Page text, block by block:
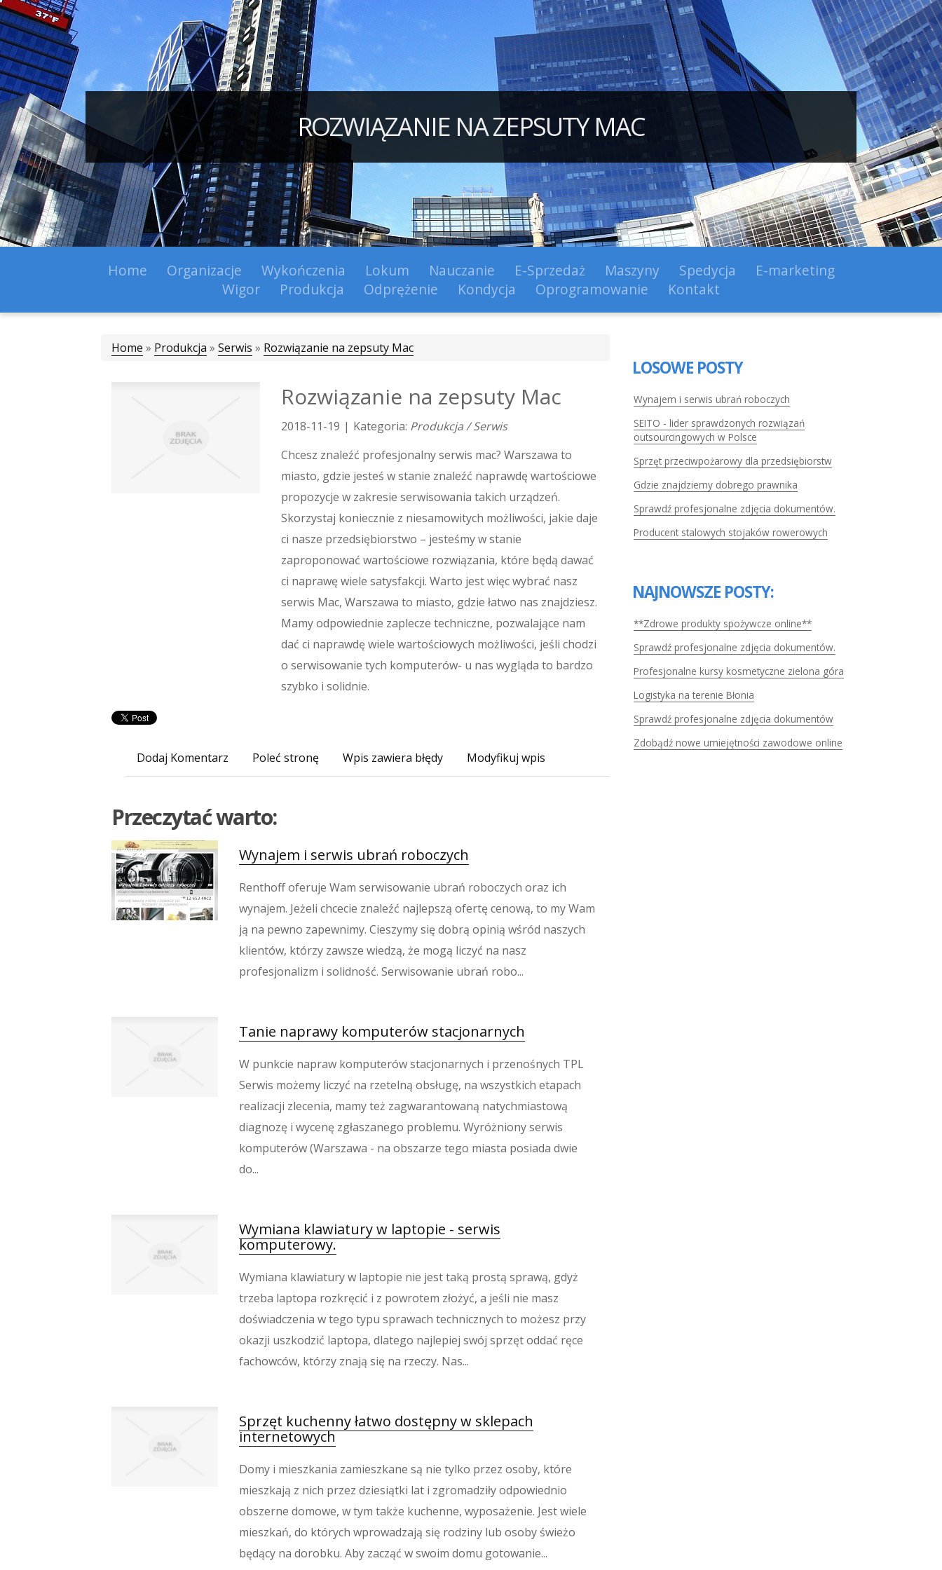
ROZWIĄZANIE NA ZEPSUTY MAC
Home Organizacje Wykończenia Lokum Nauczanie E-Sprzedaż Maszyny Spedycja
E-marketing
Wigor
Produkcja Odprężenie Kondycja Oprogramowanie Kontakt
Home » Produkcja » Serwis » Rozwiązanie na zepsuty Mac
Rozwiązanie na zepsuty Mac
2018-11-19 | Kategoria: Produkcja / Serwis
Chcesz znaleźć profesjonalny serwis mac? Warszawa to
miasto, gdzie jesteś w stanie znaleźć naprawdę wartościowe
propozycje w zakresie serwisowania takich urządzeń.
Skorzystaj koniecznie z niesamowitych możliwości, jakie daje
ci nasze przedsiębiorstwo – jesteśmy w stanie
zaproponować wartościowe rozwiązania, które będą dawać
ci naprawę wiele satysfakcji. Warto jest więc wybrać nasz
serwis Mac, Warszawa to miasto, gdzie łatwo nas znajdziesz.
Mamy odpowiednie zaplecze techniczne, pozwalające nam
dać ci naprawdę wiele wartościowych możliwości, jeśli chodzi
o serwisowanie tych komputerów- u nas wygląda to bardzo
szybko i solidnie.
Dodaj Komentarz Poleć stronę Wpis zawiera błędy Modyfikuj wpis
Przeczytać warto:
Wynajem i serwis ubrań roboczych
Renthoff oferuje Wam serwisowanie ubrań roboczych oraz ich
wynajem. Jeżeli chcecie znaleźć najlepszą ofertę cenową, to my Wam
ją na pewno zapewnimy. Cieszymy się dobrą opinią wśród naszych
klientów, którzy zawsze wiedzą, że mogą liczyć na nasz
profesjonalizm i solidność. Serwisowanie ubrań robo...
Tanie naprawy komputerów stacjonarnych
W punkcie napraw komputerów stacjonarnych i przenośnych TPL
Serwis możemy liczyć na rzetelną obsługę, na wszystkich etapach
realizacji zlecenia, mamy też zagwarantowaną natychmiastową
diagnozę i wycenę zgłaszanego problemu. Wyróżniony serwis
komputerów (Warszawa - na obszarze tego miasta posiada dwie
do...
Wymiana klawiatury w laptopie - serwis
komputerowy.
Wymiana klawiatury w laptopie nie jest taką prostą sprawą, gdyż
trzeba laptopa rozkręcić i z powrotem złożyć, a jeśli nie masz
doświadczenia w tego typu sprawach technicznych to możesz przy
okazji uszkodzić laptopa, dlatego najlepiej swój sprzęt oddać ręce
fachowców, którzy znają się na rzeczy. Nas...
Sprzęt kuchenny łatwo dostępny w sklepach
internetowych
Domy i mieszkania zamieszkane są nie tylko przez osoby, które
mieszkają z nich przez dziesiątki lat i zgromadziły odpowiednio
obszerne domowe, w tym także kuchenne, wyposażenie. Jest wiele
mieszkań, do których wprowadzają się rodziny lub osoby świeżo
będący na dorobku. Aby zacząć w swoim domu gotowanie...
LOSOWE POSTY
Wynajem i serwis ubrań roboczych
SEITO - lider sprawdzonych rozwiązań
outsourcingowych w Polsce
Sprzęt przeciwpożarowy dla przedsiębiorstw
Gdzie znajdziemy dobrego prawnika
Sprawdź profesjonalne zdjęcia dokumentów.
Producent stalowych stojaków rowerowych
NAJNOWSZE POSTY:
**Zdrowe produkty spożywcze online**
Sprawdź profesjonalne zdjęcia dokumentów.
Profesjonalne kursy kosmetyczne zielona góra
Logistyka na terenie Błonia
Sprawdź profesjonalne zdjęcia dokumentów
Zdobądź nowe umiejętności zawodowe online